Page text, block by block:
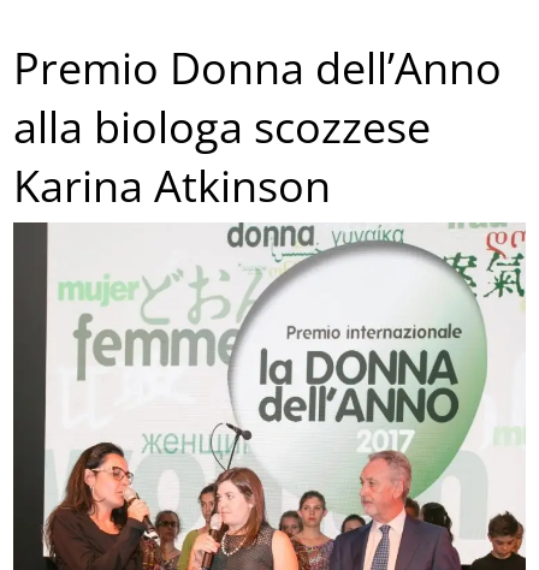
Premio Donna dell’Anno
alla biologa scozzese
Karina Atkinson